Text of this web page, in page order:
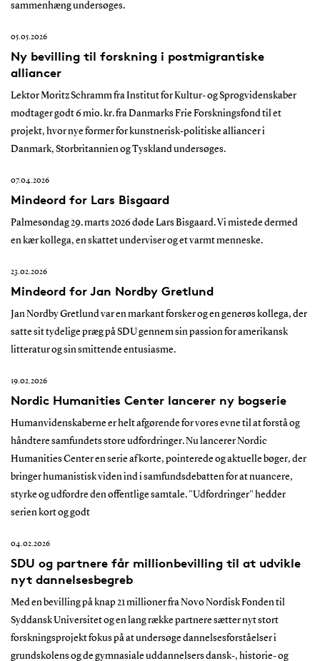
sammenhæng undersøges.
05.05.2026
Ny bevilling til forskning i postmigrantiske
alliancer
Lektor Moritz Schramm fra Institut for Kultur- og Sprogvidenskaber
modtager godt 6 mio. kr. fra Danmarks Frie Forskningsfond til et
projekt, hvor nye former for kunstnerisk-politiske alliancer i
Danmark, Storbritannien og Tyskland undersøges.
07.04.2026
Mindeord for Lars Bisgaard
Palmesøndag 29. marts 2026 døde Lars Bisgaard. Vi mistede dermed
en kær kollega, en skattet underviser og et varmt menneske.
23.02.2026
Mindeord for Jan Nordby Gretlund
Jan Nordby Gretlund var en markant forsker og en generøs kollega, der
satte sit tydelige præg på SDU gennem sin passion for amerikansk
litteratur og sin smittende entusiasme.
19.02.2026
Nordic Humanities Center lancerer ny bogserie
Humanvidenskaberne er helt afgørende for vores evne til at forstå og
håndtere samfundets store udfordringer. Nu lancerer Nordic
Humanities Center en serie af korte, pointerede og aktuelle bøger, der
bringer humanistisk viden ind i samfundsdebatten for at nuancere,
styrke og udfordre den offentlige samtale. "Udfordringer" hedder
serien kort og godt
04.02.2026
SDU og partnere får millionbevilling til at udvikle
nyt dannelsesbegreb
Med en bevilling på knap 21 millioner fra Novo Nordisk Fonden til
Syddansk Universitet og en lang række partnere sætter nyt stort
forskningsprojekt fokus på at undersøge dannelsesforståelser i
grundskolens og de gymnasiale uddannelsers dansk-, historie- og